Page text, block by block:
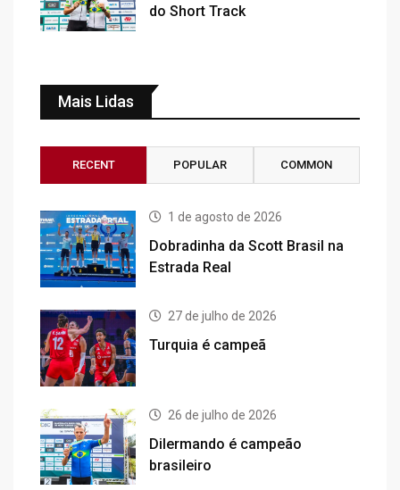
do Short Track
Mais Lidas
RECENT POPULAR COMMON
1 de agosto de 2026
Dobradinha da Scott Brasil na
Estrada Real
27 de julho de 2026
Turquia é campeã
26 de julho de 2026
Dilermando é campeão
brasileiro